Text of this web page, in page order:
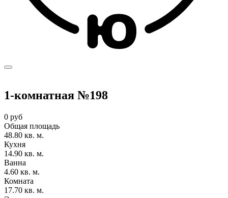
1-комнатная №198
0 руб
Общая площадь
48.80 кв. м.
Кухня
14.90 кв. м.
Ванна
4.60 кв. м.
Комната
17.70 кв. м.